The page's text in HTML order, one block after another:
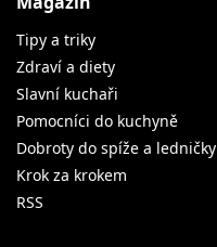
Tipy a triky
Zdraví a diety
Slavní kuchaři
Pomocníci do kuchyně
Dobroty do spíže a ledničky
Krok za krokem
RSS